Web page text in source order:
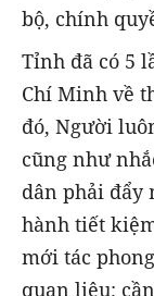
bộ, chính
Tỉnh đã có 5
Chí Minh về
đó, Người
cũng như
dân phải đẩy
hành tiết
mới tác
quan liêu;